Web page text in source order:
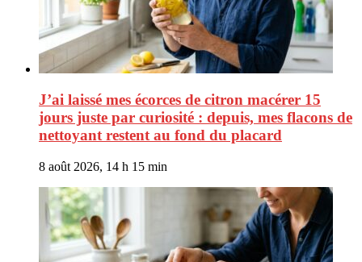
J’ai laissé mes écorces de citron macérer 15
jours juste par curiosité : depuis, mes flacons de
nettoyant restent au fond du placard
8 août 2026, 14 h 15 min